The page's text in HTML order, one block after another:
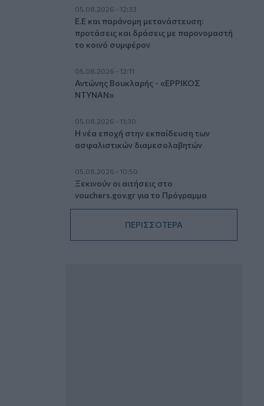
05.08.2026 - 12:33
Ε.Ε και παράνομη μετανάστευση:
προτάσεις και δράσεις με παρονομαστή
το κοινό συμφέρον
05.08.2026 - 12:11
Αντώνης Βουκλαρής - «ΕΡΡΙΚΟΣ
ΝΤΥΝΑΝ»
05.08.2026 - 11:30
Η νέα εποχή στην εκπαίδευση των
ασφαλιστικών διαμεσολαβητών
05.08.2026 - 10:50
Ξεκινούν οι αιτήσεις στο
vouchers.gov.gr για το Πρόγραμμα
«Τουρισμός για όλους 2026-2027»
ΠΕΡΙΣΣΟΤΕΡΑ